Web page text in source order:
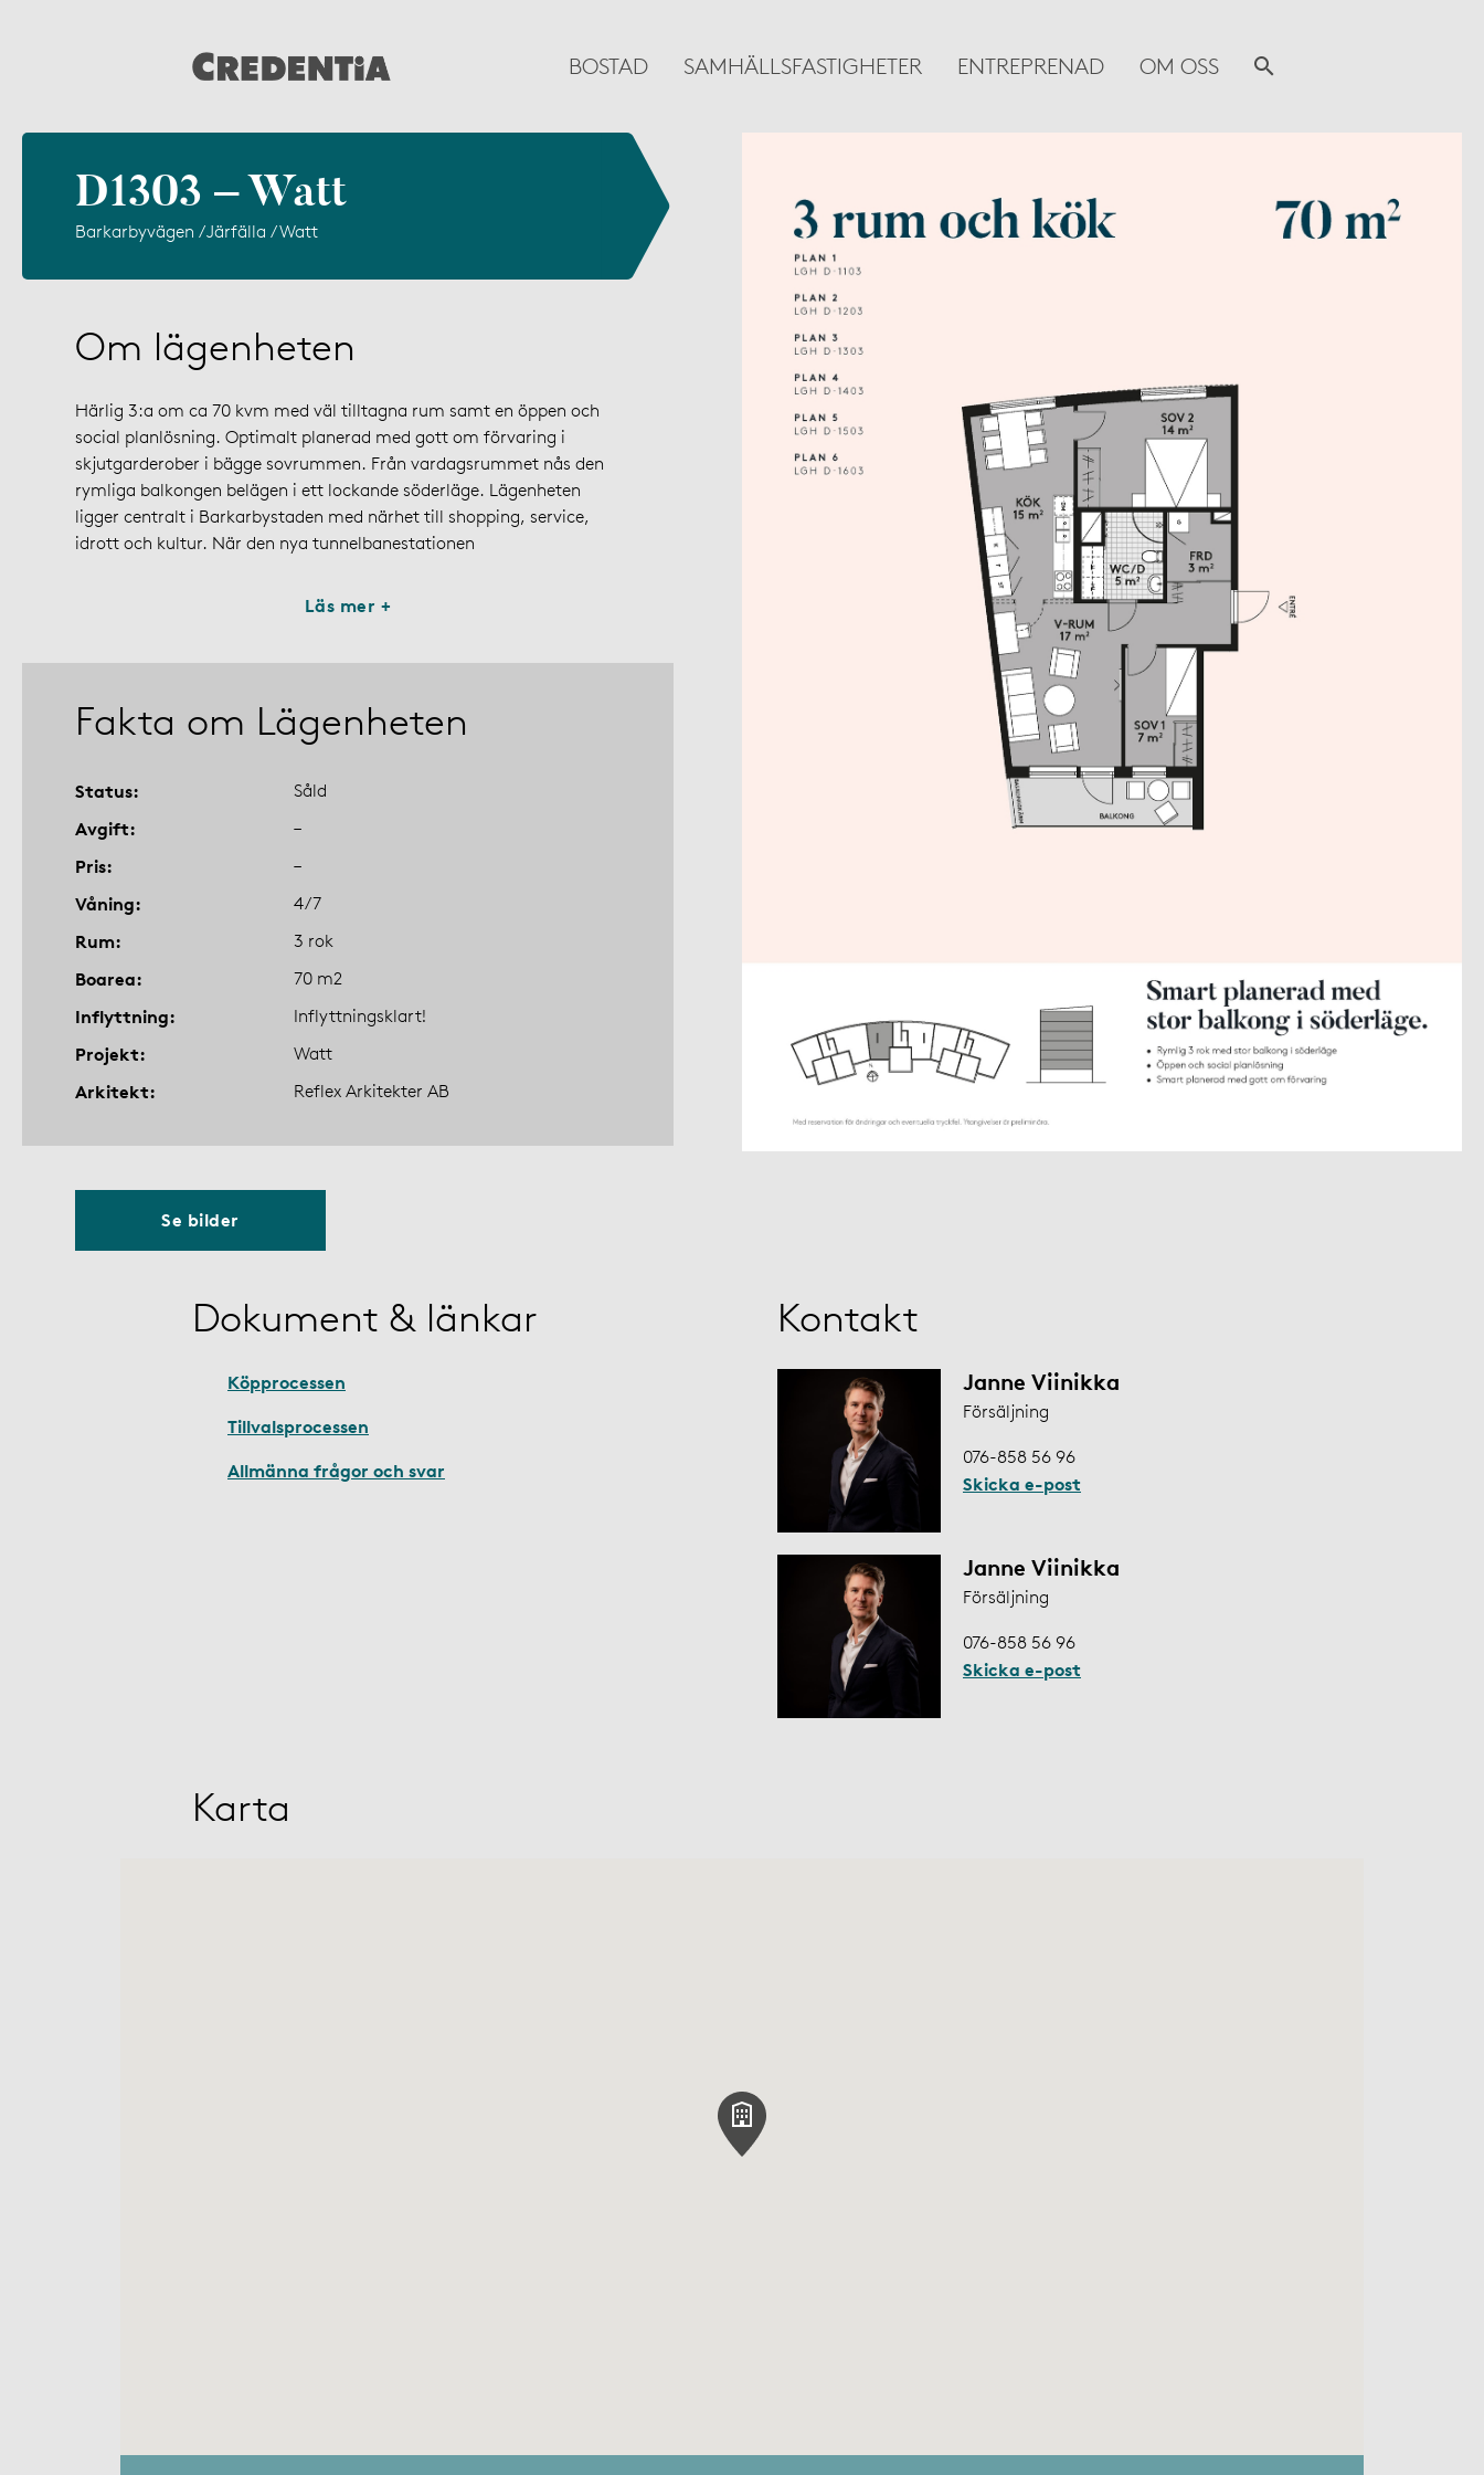
BOSTAD SAMHÄLLSFASTIGHETER ENTREPRENAD OM OSS
D1303 – Watt
Barkarbyvägen / Järfälla / Watt
Om lägenheten
Härlig 3:a om ca 70 kvm med väl tilltagna rum samt en öppen och
social planlösning. Optimalt planerad med gott om förvaring i
skjutgarderober i bägge sovrummen. Från vardagsrummet nås den
rymliga balkongen belägen i ett lockande söderläge. Lägenheten
ligger centralt i Barkarbystaden med närhet till shopping, service,
idrott och kultur. När den nya tunnelbanestationen
Läs mer +
Fakta om Lägenheten
Status Såld
Avgift –
Pris –
Våning 4/7
Rum 3 rok
Boarea 70 m2
Inflyttning Inflyttningsklart!
Projekt Watt
Arkitekt Reflex Arkitekter AB
Se bilder
Dokument & länkar
Köpprocessen
Tillvalsprocessen
Allmänna frågor och svar
Kontakt
Janne Viinikka
Försäljning
076-858 56 96
Skicka e-post
Janne Viinikka
Försäljning
076-858 56 96
Skicka e-post
Karta